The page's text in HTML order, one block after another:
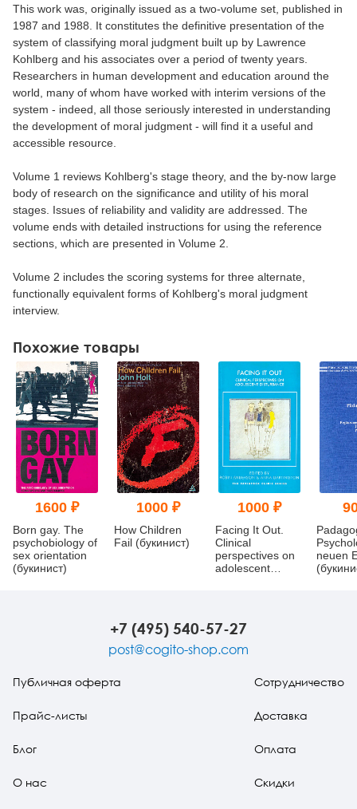
This work was, originally issued as a two-volume set, published in
1987 and 1988. It constitutes the definitive presentation of the
system of classifying moral judgment built up by Lawrence
Kohlberg and his associates over a period of twenty years.
Researchers in human development and education around the
world, many of whom have worked with interim versions of the
system - indeed, all those seriously interested in understanding
the development of moral judgment - will find it a useful and
accessible resource.
Volume 1 reviews Kohlberg's stage theory, and the by-now large
body of research on the significance and utility of his moral
stages. Issues of reliability and validity are addressed. The
volume ends with detailed instructions for using the reference
sections, which are presented in Volume 2.
Volume 2 includes the scoring systems for three alternate,
functionally equivalent forms of Kohlberg's moral judgment
interview.
Похожие товары
1600 ₽
Born gay. The
psychobiology of
sex orientation
(букинист)
1000 ₽
How Children
Fail (букинист)
1000 ₽
Facing It Out.
Clinical
perspectives on
adolescent
neuen
+7 (495) 540-57-27
post@cogito-shop.com
Публичная оферта
Прайс-листы
Блог
О нас
Сотрудничество
Доставка
Оплата
Скидки